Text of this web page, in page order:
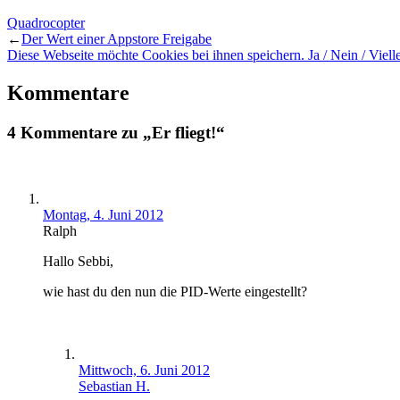
Quadrocopter
←Der Wert einer Appstore Freigabe
Diese Webseite möchte Cookies bei ihnen speichern. Ja / Nein /
Kommentare
4 Kommentare zu „Er fliegt!“
Montag, 4. Juni 2012
Ralph
Hallo Sebbi,
wie hast du den nun die PID-Werte eingestellt?
Mittwoch, 6. Juni 2012
Sebastian H.